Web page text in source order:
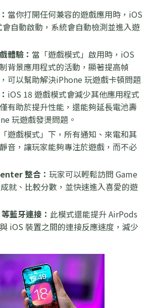
當你打開任何兼容的遊戲應用時，iOS
自動啟動，系統會自動檢測並進入遊
體驗： 當「遊戲模式」啟用時，iOS
背景應用程式的活動，顯著提高幀
可以幫助解決iPhone 玩遊戲卡頓問題
iOS 18 遊戲模式會減少其他應用程式
有助於提升性能，還能夠延長電池壽
玩遊戲發燙問題。
遊戲模式」下，所有通知、來電和其
音，讓玩家能夠專注於遊戲，而不必
整合： 玩家可以輕鬆訪問 Game
就、比較分數，並快速進入喜愛的遊
藍牙連接： 此模式還能提升 AirPods
iOS 裝置之間的連接反應速度，減少